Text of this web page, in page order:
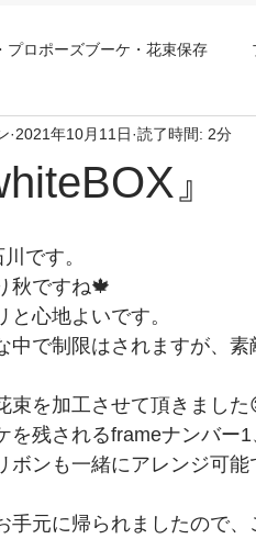
プロポーズブーケ・花束保存
アフターブーケ大阪安い
』
2021年10月11日 読了時間: 2分
です。
秋ですね🍁
と心地よいです。
中で制限はされますが、
束を加工させて頂きました
を残されるframeナンバー
ボンも一緒にアレンジ可能
手元に帰られましたので